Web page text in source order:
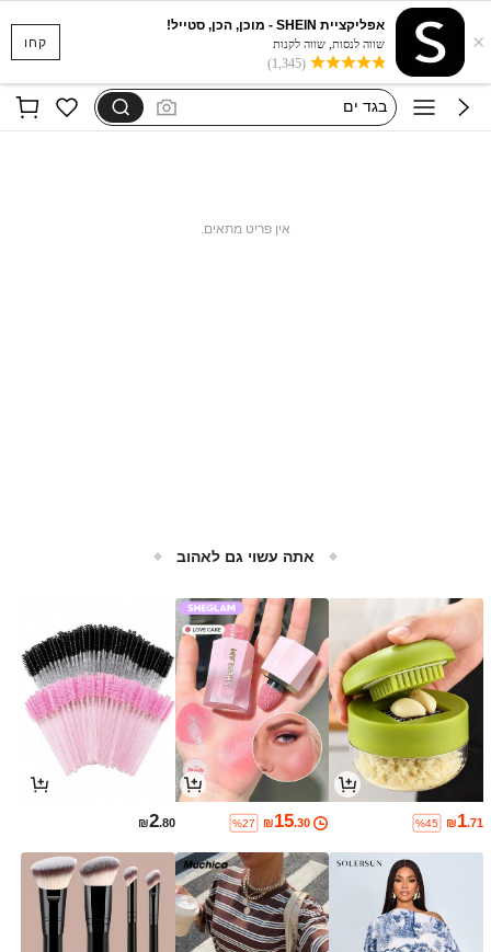
קחו ×
אפליקציית SHEIN - מוכן, הכן, סטייל!
שווה לנסות, שווה לקנות
(1,345)
סקוישים
anewsta שמלות
בגד ים
אין פריט מתאים.
אתה עשוי גם לאהוב
₪1.71
%45
₪15.30
%27
₪2.80